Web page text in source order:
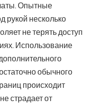
Опытные
рукой несколько
не терять доступ
Использование
обычного
происходит
страдает от